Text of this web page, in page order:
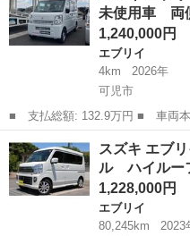
止装置 フルフ...未使用車 両
1,240,000円
エブリイ
4km
2026年
可児市
■ 支払総額: 132.9万円 ■ 車両本体価格： 1,240,000 円 ■ メーカ
ー名： スズキ ■ 車種名： エ
テッド 届け出済み未使用車 両
ー レー...
岐阜 可児市 エブリイ
スズキ エブ
ル ハイルー
1,228,000円
エブリイ
80,245km
2023